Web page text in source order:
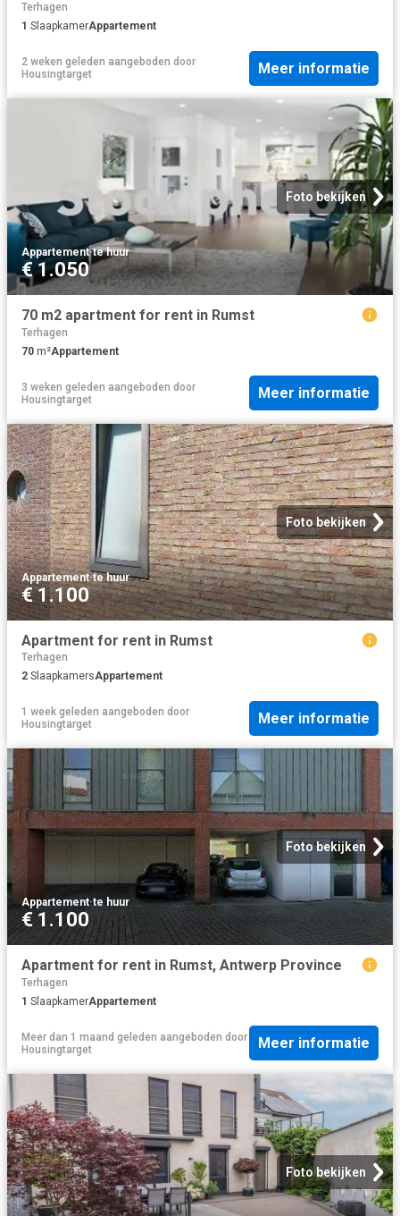
Terhagen
1 SlaapkamerAppartement
2 weken geleden aangeboden door
Housingtarget
Meer informatie
Foto bekijken
Appartement·te huur
€ 1.050
70 m2 apartment for rent in Rumst
Terhagen
70 m²Appartement
3 weken geleden aangeboden door
Housingtarget
Meer informatie
Foto bekijken
Appartement·te huur
€ 1.100
Apartment for rent in Rumst
Terhagen
2 SlaapkamersAppartement
1 week geleden aangeboden door
Housingtarget
Meer informatie
Foto bekijken
Appartement·te huur
€ 1.100
Apartment for rent in Rumst, Antwerp Province
Terhagen
1 SlaapkamerAppartement
Meer dan 1 maand geleden aangeboden door
Housingtarget
Meer informatie
Foto bekijken